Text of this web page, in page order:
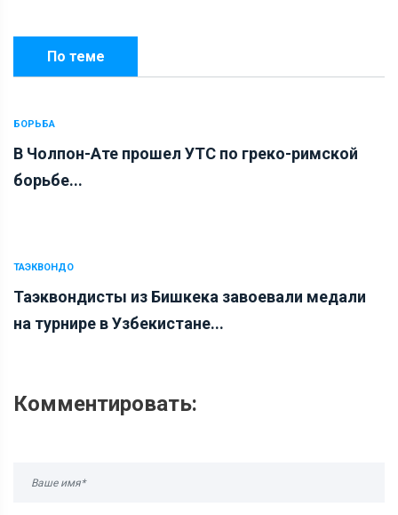
По теме
БОРЬБА
В Чолпон-Ате прошел УТС по греко-римской
борьбе...
ТАЭКВОНДО
Таэквондисты из Бишкека завоевали медали
на турнире в Узбекистане...
Комментировать: